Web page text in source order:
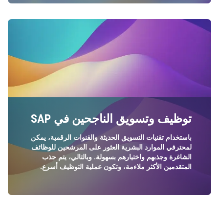
توظيف وتسويق الناجحين في SAP
باستخدام تقنيات التسويق الحديثة والقنوات الرقمية، يمكن
لمحترفي الموارد البشرية العثور على المرشحين للوظائف
الشاغرة وجذبهم واختيارهم بسهولة. وبالتالي، يتم جذب
المتقدمين الأكثر ملاءمة، وتكون عملية التوظيف أسرع.